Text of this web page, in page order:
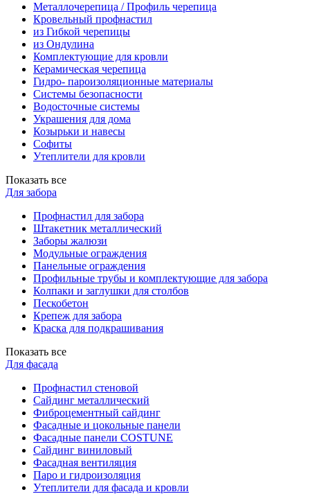
Металлочерепица / Профиль черепица
Кровельный профнастил
из Гибкой черепицы
из Ондулина
Комплектующие для кровли
Керамическая черепица
Гидро- пароизоляционные материалы
Системы безопасности
Водосточные системы
Украшения для дома
Козырьки и навесы
Софиты
Утеплители для кровли
Показать все
Для забора
Профнастил для забора
Штакетник металлический
Заборы жалюзи
Модульные ограждения
Панельные ограждения
Профильные трубы и комплектующие для забора
Колпаки и заглушки для столбов
Пескобетон
Крепеж для забора
Краска для подкрашивания
Показать все
Для фасада
Профнастил стеновой
Сайдинг металлический
Фиброцементный сайдинг
Фасадные и цокольные панели
Фасадные панели COSTUNE
Сайдинг виниловый
Фасадная вентиляция
Паро и гидроизоляция
Утеплители для фасада и кровли